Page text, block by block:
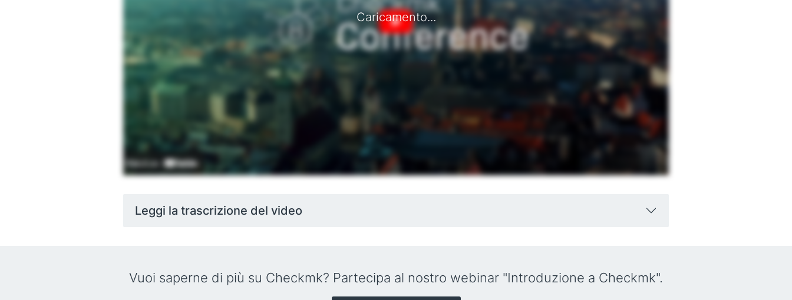
Caricamento...
Leggi la trascrizione del video
Vuoi saperne di più su Checkmk? Partecipa al nostro webinar "Introduzione a Checkmk".